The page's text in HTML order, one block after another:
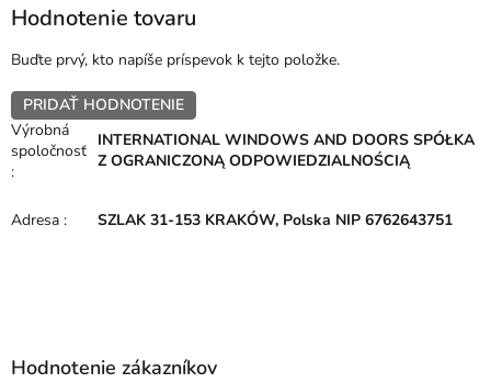
Hodnotenie tovaru
Buďte prvý, kto napíše príspevok k tejto položke.
PRIDAŤ HODNOTENIE
Výrobná
spoločnosť
:
INTERNATIONAL WINDOWS AND DOORS SPÓŁKA
Z OGRANICZONĄ ODPOWIEDZIALNOŚCIĄ
Adresa : SZLAK 31-153 KRAKÓW, Polska NIP 6762643751
Hodnotenie zákazníkov